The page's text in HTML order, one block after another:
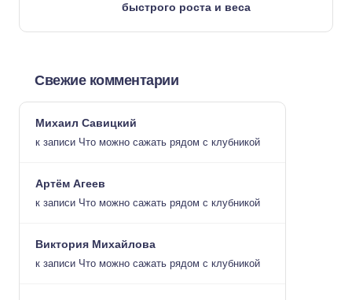
быстрого роста и веса
Свежие комментарии
Михаил Савицкий
к записи Что можно сажать рядом с клубникой
Артём Агеев
к записи Что можно сажать рядом с клубникой
Виктория Михайлова
к записи Что можно сажать рядом с клубникой